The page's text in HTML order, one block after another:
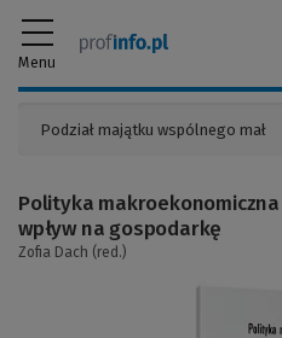
Menu
Polityka
wpływ na gospodarkę
Zofia Dach (red.)